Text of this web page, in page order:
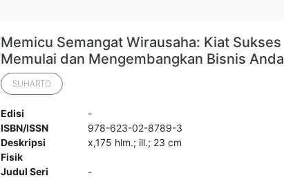
Memicu Semangat Wirausaha: Kiat Sukses
Memulai dan Mengembangkan Bisnis Anda
SUHARTO
Edisi
-
ISBN/ISSN
978-623-02-8789-3
Deskripsi
Fisik
x,175 hlm.; ill.; 23 cm
Judul Seri
-